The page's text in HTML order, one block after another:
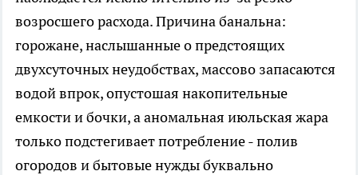
возросшего расхода. Причина банальна:
горожане, наслышанные о предстоящих
двухсуточных неудобствах, массово запасаются
водой впрок, опустошая накопительные
емкости и бочки, а аномальная июльская жара
только подстегивает потребление - полив
огородов и бытовые нужды буквально